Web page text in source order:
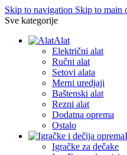
Skip to navigation Skip to main
Sve kategorije
Alat
Električni alat
Ručni alat
Setovi alata
Merni uredjaji
Baštenski alat
Rezni alat
Dodatna oprema
Ostalo
Igračke za dečake